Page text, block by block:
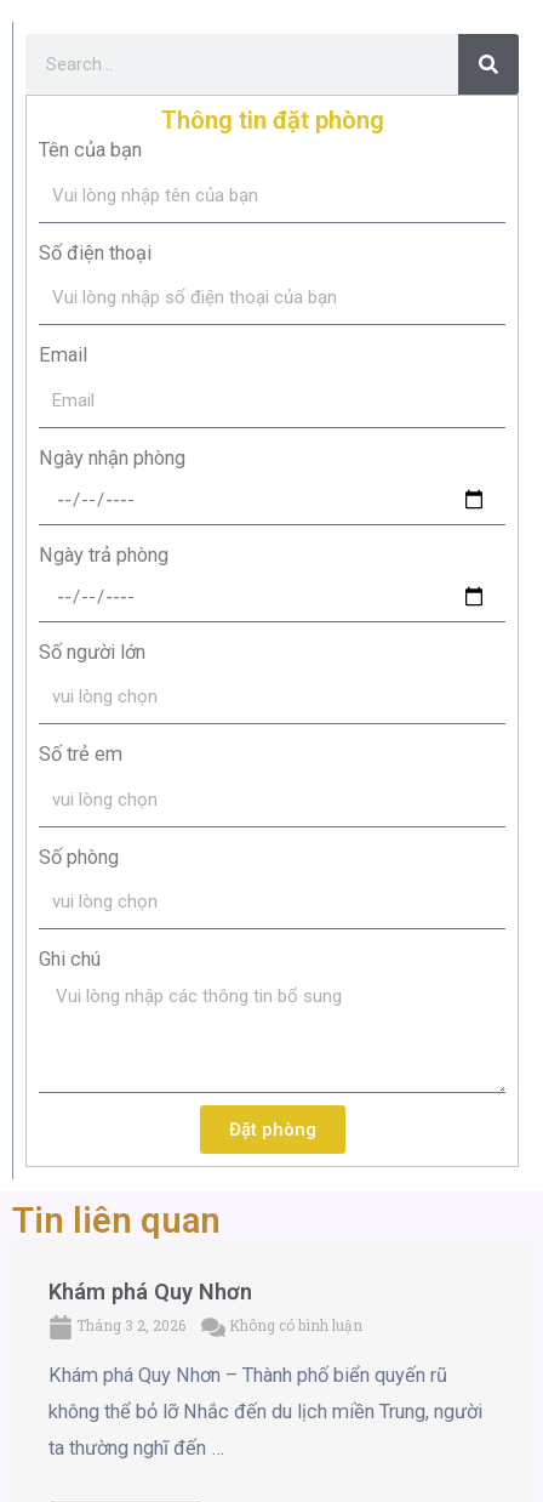
Thông tin đặt phòng
Tên của bạn
Số điện thoại
Email
Ngày nhận phòng
Ngày trả phòng
Số người lớn
Số trẻ em
Số phòng
Ghi chú
Đặt phòng
Tin liên quan
Khám phá Quy Nhơn
Tháng 3 2, 2026 Không có bình luận
Khám phá Quy Nhơn – Thành phố biển quyến rũ
không thể bỏ lỡ Nhắc đến du lịch miền Trung, người
ta thường nghĩ đến …